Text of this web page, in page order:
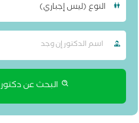
النوع (ليس إجباري)
البحث عن دكتور